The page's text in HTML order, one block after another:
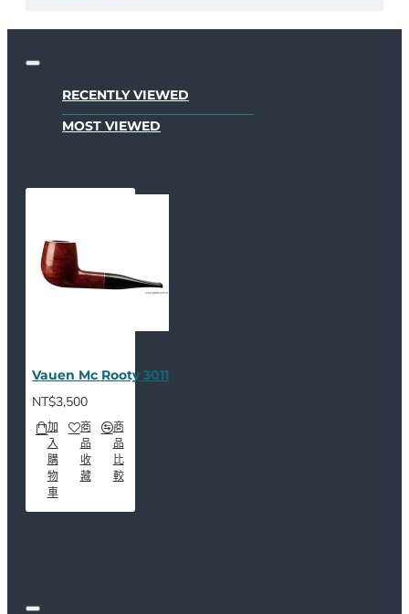
RECENTLY VIEWED
MOST VIEWED
Vauen Mc Rooty 3011
NT$3,500
加
入
購
物
車
商
品
收
藏
商
品
比
較